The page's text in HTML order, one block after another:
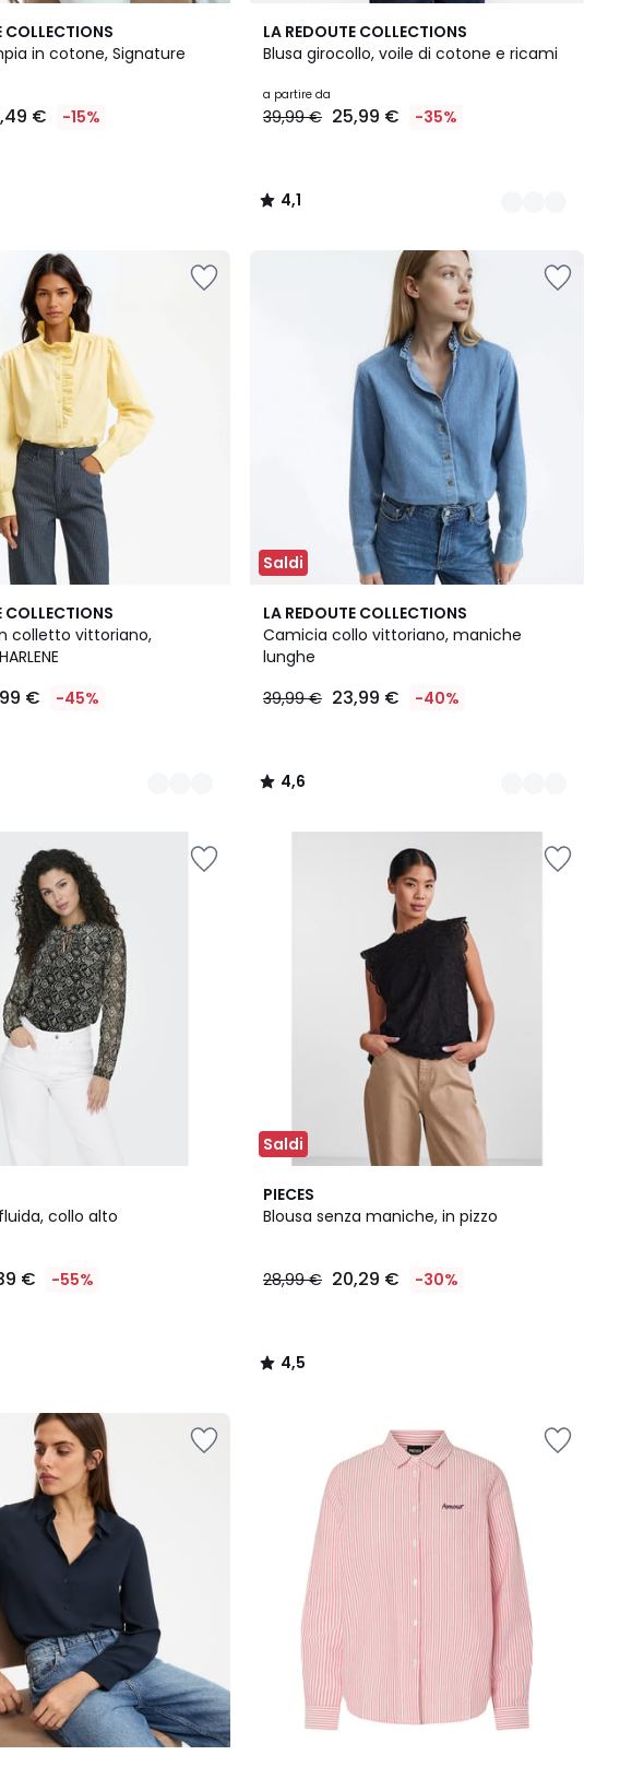
COLLECTIONS
in cotone, Signature
€ -15%
LA REDOUTE COLLECTIONS
Blusa girocollo, voile di cotone e ricami
a partire da
39,99 € 25,99 € -35%
4,1
/ 5
2
Colori
4,1
/
COLLECTIONS
colletto vittoriano,
€ -45%
Saldi
LA REDOUTE COLLECTIONS
Camicia collo vittoriano, maniche
lunghe
39,99 € 23,99 € -40%
4,6
/ 5
3
Colori
4,6
/
collo alto
€ -55%
Saldi
PIECES
Blousa senza maniche, in pizzo
28,99 € 20,29 € -30%
4,5
/ 5
4,5
/